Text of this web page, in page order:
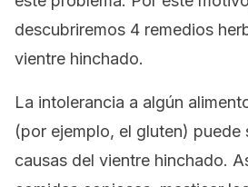
descubriremos 4 remedios
vientre hinchado.
La intolerancia a algún
(por ejemplo, el gluten) puede
causas del vientre hinchado.